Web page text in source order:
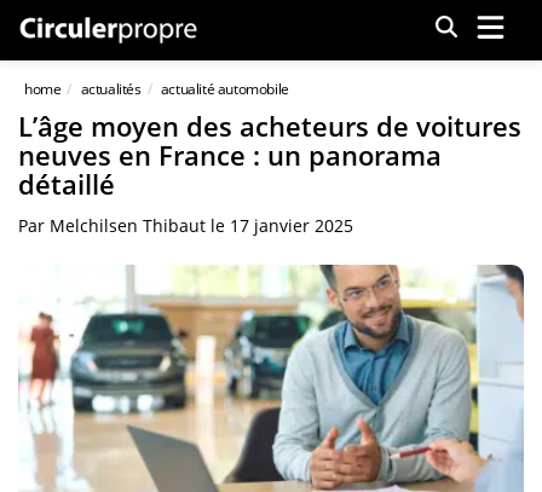
Menu
home actualités actualité automobile
L’âge moyen des acheteurs de voitures
neuves en France : un panorama
détaillé
Par Melchilsen Thibaut le 17 janvier 2025